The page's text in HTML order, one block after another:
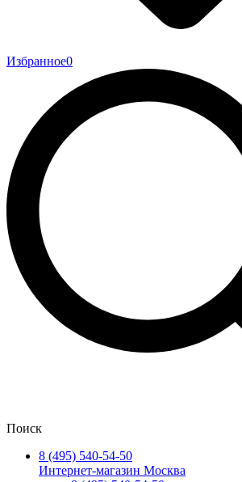
Избранное0
Поиск
8 (495) 540-54-50
Интернет-магазин Москва